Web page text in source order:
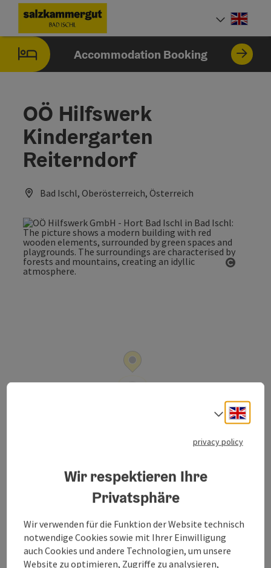
Accesskey
[0]
Accesskey
[1]
Accesskey
[2]
Accesskey
[7]
Accommodation Booking
OÖ Hilfswerk
Kindergarten
Reiterndorf
Bad Ischl, Oberösterreich, Österreich
Maria-Theresien-Weg 3
Bad Ischl open in
Send inquiry
Select
privacy policy
Wir respektieren Ihre
Privatsphäre
Wir verwenden für die Funktion der Website technisch
notwendige Cookies sowie mit Ihrer Einwilligung
auch Cookies und andere Technologien, um unsere
Website zu optimieren, Zugriffe zu analysieren,